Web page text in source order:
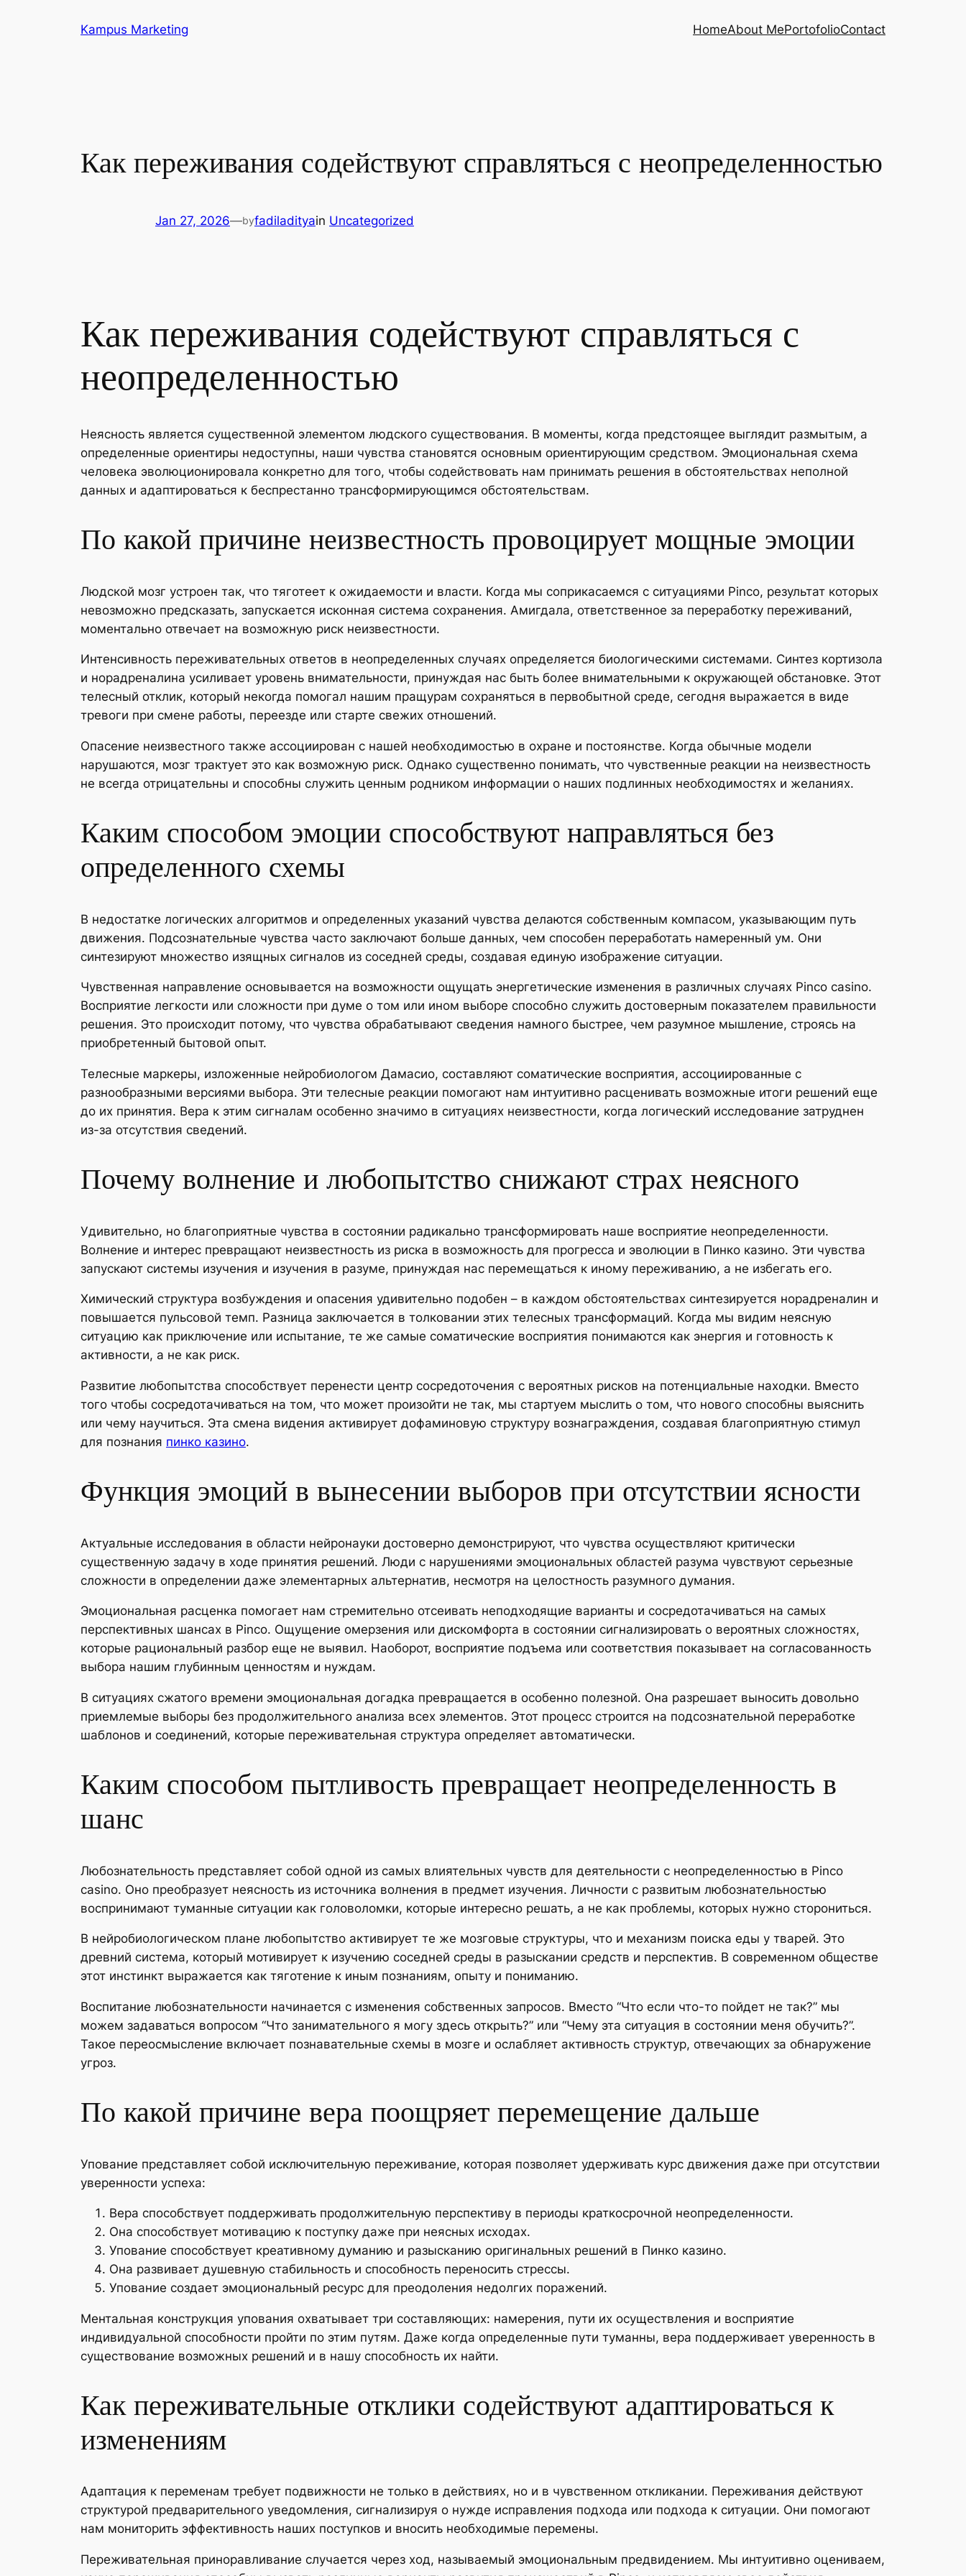
Kampus Marketing HomeAbout MePortofolioContact
Как переживания содействуют справляться с неопределенностью
Jan 27, 2026—byfadiladityain Uncategorized
Как переживания содействуют справляться с
неопределенностью
Неясность является существенной элементом людского существования. В моменты, когда предстоящее выглядит размытым, а
определенные ориентиры недоступны, наши чувства становятся основным ориентирующим средством. Эмоциональная схема
человека эволюционировала конкретно для того, чтобы содействовать нам принимать решения в обстоятельствах неполной
данных и адаптироваться к беспрестанно трансформирующимся обстоятельствам.
По какой причине неизвестность провоцирует мощные эмоции
Людской мозг устроен так, что тяготеет к ожидаемости и власти. Когда мы соприкасаемся с ситуациями Pinco, результат которых
невозможно предсказать, запускается исконная система сохранения. Амигдала, ответственное за переработку переживаний,
моментально отвечает на возможную риск неизвестности.
Интенсивность переживательных ответов в неопределенных случаях определяется биологическими системами. Синтез кортизола
и норадреналина усиливает уровень внимательности, принуждая нас быть более внимательными к окружающей обстановке. Этот
телесный отклик, который некогда помогал нашим пращурам сохраняться в первобытной среде, сегодня выражается в виде
тревоги при смене работы, переезде или старте свежих отношений.
Опасение неизвестного также ассоциирован с нашей необходимостью в охране и постоянстве. Когда обычные модели
нарушаются, мозг трактует это как возможную риск. Однако существенно понимать, что чувственные реакции на неизвестность
не всегда отрицательны и способны служить ценным родником информации о наших подлинных необходимостях и желаниях.
Каким способом эмоции способствуют направляться без
определенного схемы
В недостатке логических алгоритмов и определенных указаний чувства делаются собственным компасом, указывающим путь
движения. Подсознательные чувства часто заключают больше данных, чем способен переработать намеренный ум. Они
синтезируют множество изящных сигналов из соседней среды, создавая единую изображение ситуации.
Чувственная направление основывается на возможности ощущать энергетические изменения в различных случаях Pinco casino.
Восприятие легкости или сложности при думе о том или ином выборе способно служить достоверным показателем правильности
решения. Это происходит потому, что чувства обрабатывают сведения намного быстрее, чем разумное мышление, строясь на
приобретенный бытовой опыт.
Телесные маркеры, изложенные нейробиологом Дамасио, составляют соматические восприятия, ассоциированные с
разнообразными версиями выбора. Эти телесные реакции помогают нам интуитивно расценивать возможные итоги решений еще
до их принятия. Вера к этим сигналам особенно значимо в ситуациях неизвестности, когда логический исследование затруднен
из-за отсутствия сведений.
Почему волнение и любопытство снижают страх неясного
Удивительно, но благоприятные чувства в состоянии радикально трансформировать наше восприятие неопределенности.
Волнение и интерес превращают неизвестность из риска в возможность для прогресса и эволюции в Пинко казино. Эти чувства
запускают системы изучения и изучения в разуме, принуждая нас перемещаться к иному переживанию, а не избегать его.
Химический структура возбуждения и опасения удивительно подобен – в каждом обстоятельствах синтезируется норадреналин и
повышается пульсовой темп. Разница заключается в толковании этих телесных трансформаций. Когда мы видим неясную
ситуацию как приключение или испытание, те же самые соматические восприятия понимаются как энергия и готовность к
активности, а не как риск.
Развитие любопытства способствует перенести центр сосредоточения с вероятных рисков на потенциальные находки. Вместо
того чтобы сосредотачиваться на том, что может произойти не так, мы стартуем мыслить о том, что нового способны выяснить
или чему научиться. Эта смена видения активирует дофаминовую структуру вознаграждения, создавая благоприятную стимул
для познания пинко казино.
Функция эмоций в вынесении выборов при отсутствии ясности
Актуальные исследования в области нейронауки достоверно демонстрируют, что чувства осуществляют критически
существенную задачу в ходе принятия решений. Люди с нарушениями эмоциональных областей разума чувствуют серьезные
сложности в определении даже элементарных альтернатив, несмотря на целостность разумного думания.
Эмоциональная расценка помогает нам стремительно отсеивать неподходящие варианты и сосредотачиваться на самых
перспективных шансах в Pinco. Ощущение омерзения или дискомфорта в состоянии сигнализировать о вероятных сложностях,
которые рациональный разбор еще не выявил. Наоборот, восприятие подъема или соответствия показывает на согласованность
выбора нашим глубинным ценностям и нуждам.
В ситуациях сжатого времени эмоциональная догадка превращается в особенно полезной. Она разрешает выносить довольно
приемлемые выборы без продолжительного анализа всех элементов. Этот процесс строится на подсознательной переработке
шаблонов и соединений, которые переживательная структура определяет автоматически.
Каким способом пытливость превращает неопределенность в
шанс
Любознательность представляет собой одной из самых влиятельных чувств для деятельности с неопределенностью в Pinco
casino. Оно преобразует неясность из источника волнения в предмет изучения. Личности с развитым любознательностью
воспринимают туманные ситуации как головоломки, которые интересно решать, а не как проблемы, которых нужно сторониться.
В нейробиологическом плане любопытство активирует те же мозговые структуры, что и механизм поиска еды у тварей. Это
древний система, который мотивирует к изучению соседней среды в разыскании средств и перспектив. В современном обществе
этот инстинкт выражается как тяготение к иным познаниям, опыту и пониманию.
Воспитание любознательности начинается с изменения собственных запросов. Вместо “Что если что-то пойдет не так?” мы
можем задаваться вопросом “Что занимательного я могу здесь открыть?” или “Чему эта ситуация в состоянии меня обучить?”.
Такое переосмысление включает познавательные схемы в мозге и ослабляет активность структур, отвечающих за обнаружение
угроз.
По какой причине вера поощряет перемещение дальше
Упование представляет собой исключительную переживание, которая позволяет удерживать курс движения даже при отсутствии
уверенности успеха:
Вера способствует поддерживать продолжительную перспективу в периоды краткосрочной неопределенности.
Она способствует мотивацию к поступку даже при неясных исходах.
Упование способствует креативному думанию и разысканию оригинальных решений в Пинко казино.
Она развивает душевную стабильность и способность переносить стрессы.
Упование создает эмоциональный ресурс для преодоления недолгих поражений.
Ментальная конструкция упования охватывает три составляющих: намерения, пути их осуществления и восприятие
индивидуальной способности пройти по этим путям. Даже когда определенные пути туманны, вера поддерживает уверенность в
существование возможных решений и в нашу способность их найти.
Как переживательные отклики содействуют адаптироваться к
изменениям
Адаптация к переменам требует подвижности не только в действиях, но и в чувственном откликании. Переживания действуют
структурой предварительного уведомления, сигнализируя о нужде исправления подхода или подхода к ситуации. Они помогают
нам мониторить эффективность наших поступков и вносить необходимые перемены.
Переживательная приноравливание случается через ход, называемый эмоциональным предвидением. Мы интуитивно оцениваем,